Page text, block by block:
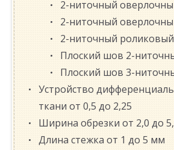
2-ниточный
2-ниточный
2-ниточный роликовый
Плоский шов 2-
Плоский шов 3-
Устройство
ткани от 0,5 до 2,25
Ширина обрезки от 2,0 до
Длина стежка от 1 до 5 мм